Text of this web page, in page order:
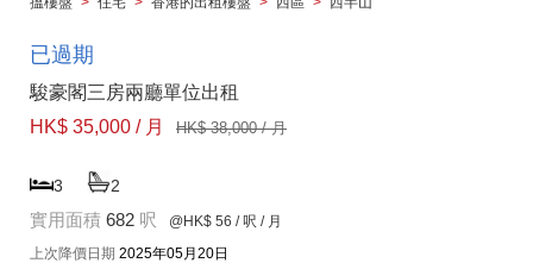
已過期
駿豪閣三房兩廳單位出租
HK$ 35,000 / 月
HK$ 38,000 / 月
3 2
實用面積 682 呎 @HK$ 56 / 呎 / 月
上次降價日期 2025年05月20日